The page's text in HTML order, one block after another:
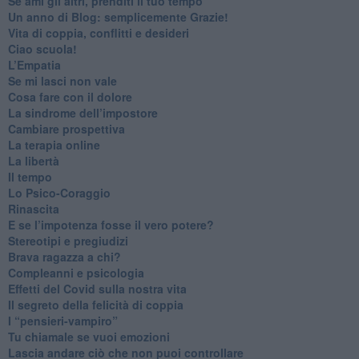
​Un anno di Blog: semplicemente Grazie!
​Vita di coppia, conflitti e desideri
​Ciao scuola!
​L’Empatia
​Se mi lasci non vale
Cosa fare con il dolore
​La sindrome dell’impostore
​Cambiare prospettiva
La terapia online
La libertà
​Il tempo
​Lo Psico-Coraggio
Rinascita
​E se l’impotenza fosse il vero potere?
Stereotipi e pregiudizi
​Brava ragazza a chi?
​Compleanni e psicologia
Effetti del Covid sulla nostra vita
Il segreto della felicità di coppia
​I “pensieri-vampiro”
​Tu chiamale se vuoi emozioni
​Lascia andare ciò che non puoi controllare